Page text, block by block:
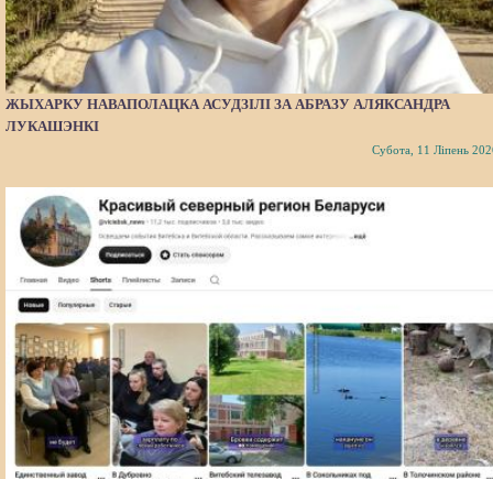
ЖЫХАРКУ НАВАПОЛАЦКА АСУДЗІЛІ ЗА АБРАЗУ АЛЯКСАНДРА
ЛУКАШЭНКІ
Субота, 11 Ліпень